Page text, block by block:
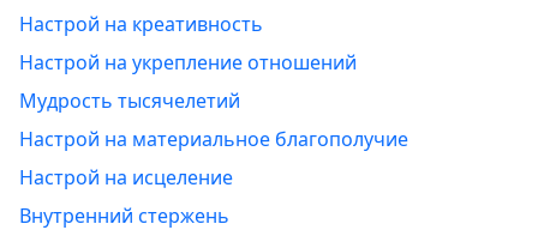
Настрой на креативность
Настрой на укрепление отношений
Мудрость тысячелетий
Настрой на материальное благополучие
Настрой на исцеление
Внутренний стержень